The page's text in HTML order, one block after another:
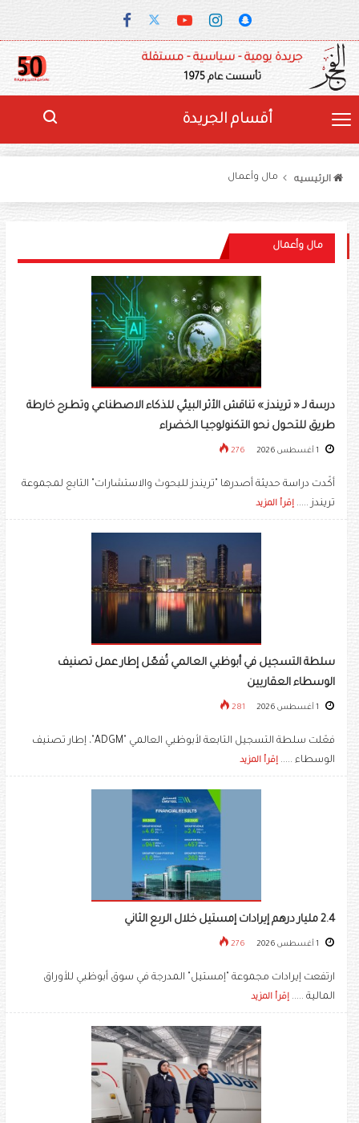
جريدة يومية - سياسية - مستقلة
تأسست عام 1975
أقسام الجريدة
الرئيسيه مال وأعمال
مال وأعمال
درسة لـ « تريندز » تناقش الأثر البيئي للذكاء الاصطناعي وتطـرح خارطة
طريق للتحـول نحو التكنولوجيـا الخضراء
276
أكّدت دراسة حديثة أصدرها "تريندز للبحوث والاستشارات" التابع لمجموعة
تريندز ..... إقرأ المزيد
سلطة التسجيل في أبوظبي العالمي تُفعّل إطار عمل تصنيف
الوسطاء العقاريين
281
فعّلت سلطة التسجيل التابعة لأبوظبي العالمي "ADGM"، إطار تصنيف
الوسطاء ..... إقرأ المزيد
2.4 مليار درهم إيرادات إمستيل خلال الربع الثاني
276
ارتفعت إيرادات مجموعة "إمستيل" المدرجة في سوق أبوظبي للأوراق
المالية ..... إقرأ المزيد